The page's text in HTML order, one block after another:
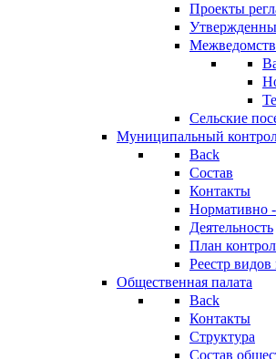
Проекты
Сельские
Муниципальный
Back
Состав
Контакты
Нормативно -
Деятельность
План
Реестр видов
Общественная палата
Back
Контакты
Структура
Состав